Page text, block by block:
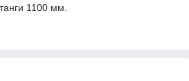
1100 мм.